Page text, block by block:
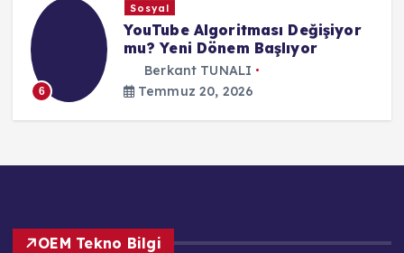
6
Sosyal
YouTube Algoritması Değişiyor
mu? Yeni Dönem Başlıyor
Berkant TUNALI
Temmuz 20, 2026
OEM Tekno Bilgi